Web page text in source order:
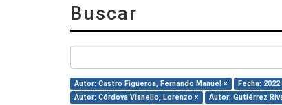
Buscar
Autor: Castro Figueroa, Fernando Manuel × Fecha: 2022
Autor: Córdova Vianello, Lorenzo ×
Autor: Gutiérrez